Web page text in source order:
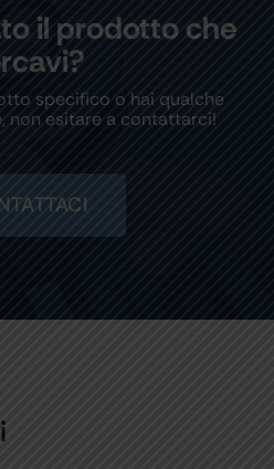
il prodotto che
specifico o hai qualche
non esitare a contattarci!